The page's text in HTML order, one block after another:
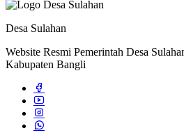
Desa Sulahan
Website Resmi Pemerintah Desa
Kabupaten Bangli